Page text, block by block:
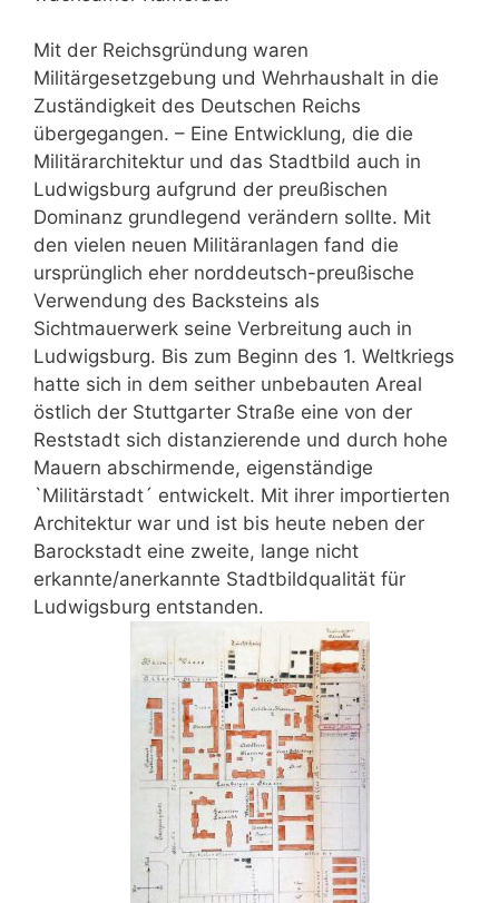
Mit der Reichsgründung waren
Militärgesetzgebung und Wehrhaushalt in die
Zuständigkeit des Deutschen Reichs
übergegangen. – Eine Entwicklung, die die
Militärarchitektur und das Stadtbild auch in
Ludwigsburg aufgrund der preußischen
Dominanz grundlegend verändern sollte. Mit
den vielen neuen Militäranlagen fand die
ursprünglich eher norddeutsch-preußische
Verwendung des Backsteins als
Sichtmauerwerk seine Verbreitung auch in
Ludwigsburg. Bis zum Beginn des 1. Weltkriegs
hatte sich in dem seither unbebauten Areal
östlich der Stuttgarter Straße eine von der
Reststadt sich distanzierende und durch hohe
Mauern abschirmende, eigenständige
`Militärstadt´ entwickelt. Mit ihrer importierten
Architektur war und ist bis heute neben der
Barockstadt eine zweite, lange nicht
erkannte/anerkannte Stadtbildqualität für
Ludwigsburg entstanden.